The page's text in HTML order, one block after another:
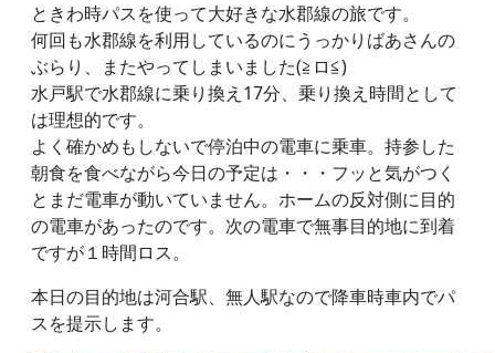
ときわ時パスを使って大好きな水郡線の旅です。
何回も水郡線を利用しているのにうっかりばあさんの
ぶらり、またやってしまいました(≧ロ≦)
水戸駅で水郡線に乗り換え17分、乗り換え時間として
は理想的です。
よく確かめもしないで停泊中の電車に乗車。持参した
朝食を食べながら今日の予定は・・・フッと気がつく
とまだ電車が動いていません。ホームの反対側に目的
の電車があったのです。次の電車で無事目的地に到着
ですが１時間ロス。
本日の目的地は河合駅、無人駅なので降車時車内でパ
スを提示します。